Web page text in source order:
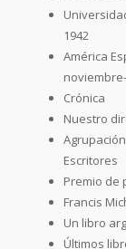
1942
América
Crónica
Nuestro
Escritores
Premio de
Francis
Un libro
Últimos